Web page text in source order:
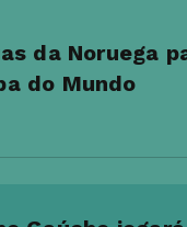
da Noruega
do Mundo